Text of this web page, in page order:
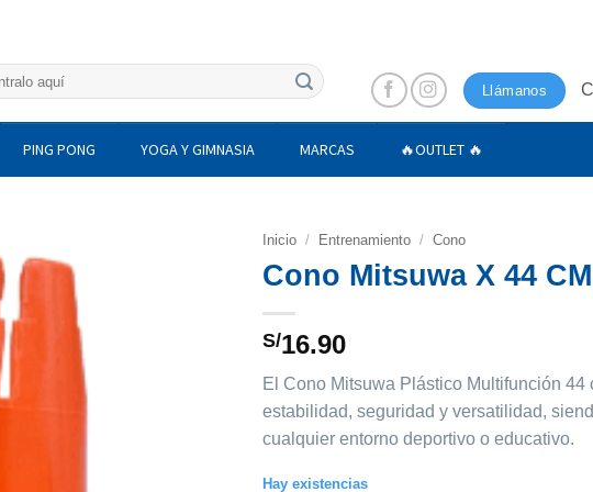
Llámanos
PING PONG YOGA Y GIMNASIA MARCAS 🔥OUTLET 🔥
Inicio / Entrenamiento / Cono
Cono Mitsuwa X 44 CM
S/16.90
El Cono Mitsuwa Plástico Multifunción 44
estabilidad, seguridad y versatilidad,
cualquier entorno deportivo o educativo.
Hay existencias